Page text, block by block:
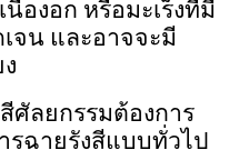
องอก หรือมะเร็งที่มี
จน และอาจจะมี
ศัลยกรรมต้องการ
รฉายรังสีแบบทั่วไป